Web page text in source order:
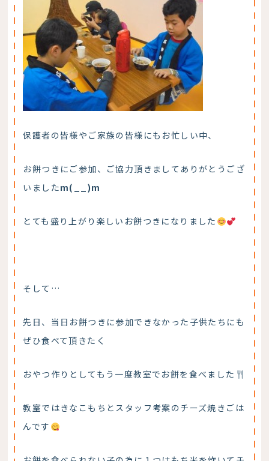
保護者の皆様やご家族の皆様にもお忙しい中、
お餅つきにご参加、ご協力頂きましてありがとうござ
いましたm(__)m
とても盛り上がり楽しいお餅つきになりました
そして…
先日、当日お餅つきに参加できなかった子供たちにも
ぜひ食べて頂きたく
おやつ作りとしてもう一度教室でお餅を食べました
教室ではきなこもちとスタッフ考案のチーズ焼きごは
んです